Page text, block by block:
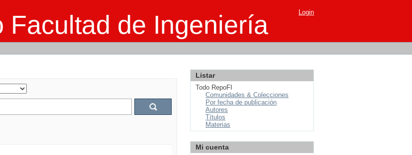
Facultad de Ingeniería Login
Listar
Todo RepoFI
Comunidades & Colecciones
Por fecha de publicación
Autores
Títulos
Materias
Mi cuenta